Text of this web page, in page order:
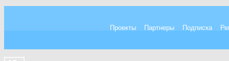
Проекты Партнеры Подписка